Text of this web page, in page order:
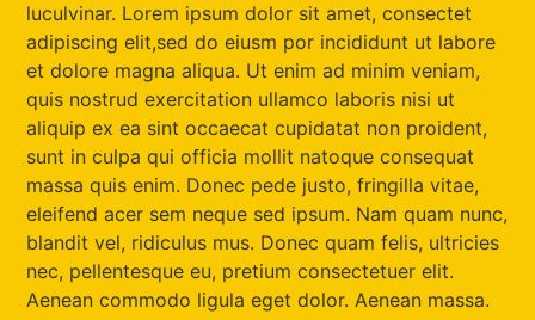
luculvinar. Lorem ipsum dolor sit amet, consectet
adipiscing elit,sed do eiusm por incididunt ut labore
et dolore magna aliqua. Ut enim ad minim veniam,
quis nostrud exercitation ullamco laboris nisi ut
aliquip ex ea sint occaecat cupidatat non proident,
sunt in culpa qui officia mollit natoque consequat
massa quis enim. Donec pede justo, fringilla vitae,
eleifend acer sem neque sed ipsum. Nam quam nunc,
blandit vel, ridiculus mus. Donec quam felis, ultricies
nec, pellentesque eu, pretium consectetuer elit.
Aenean commodo ligula eget dolor. Aenean massa.